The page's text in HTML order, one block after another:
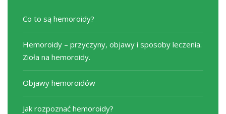
Co to są hemoroidy?
Hemoroidy – przyczyny, objawy i sposoby leczenia.
Zioła na hemoroidy.
Objawy hemoroidów
Jak rozpoznać hemoroidy?